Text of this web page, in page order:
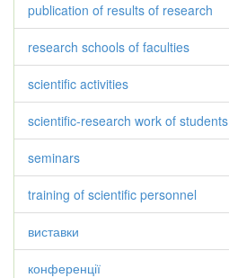
publication of results of research
research schools of faculties
scientific activities
scientific-research work of students
seminars
training of scientific personnel
виставки
конференції